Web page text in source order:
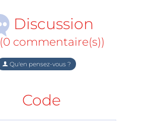
Discussion
(0 commentaire(s))
Qu'en pensez-vous ?
Code